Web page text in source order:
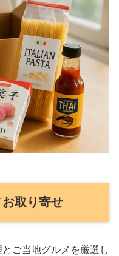
取り寄せ
ご当地グルメを厳選し